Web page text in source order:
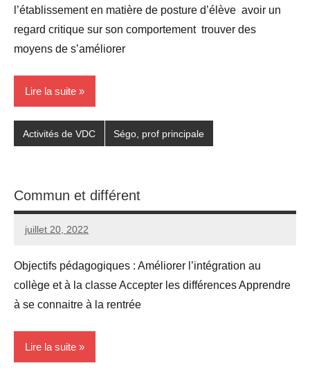
l’établissement en matière de posture d’élève avoir un
regard critique sur son comportement trouver des
moyens de s’améliorer
Lire la suite
Activités de VDC Ségo, prof principale
Commun et différent
juillet 20, 2022
Seg0_La_Vraie
Aucun
Objectifs pédagogiques : Améliorer l’intégration au
collège et à la classe Accepter les différences Apprendre
à se connaitre à la rentrée
Lire la suite